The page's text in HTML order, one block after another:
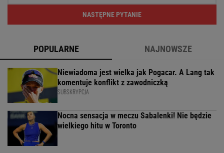
NASTĘPNE PYTANIE
POPULARNE NAJNOWSZE
Niewiadoma jest wielka jak Pogacar. A Lang tak
komentuje konflikt z zawodniczką
SUBSKRYPCJA
Nocna sensacja w meczu Sabalenki! Nie będzie
wielkiego hitu w Toronto